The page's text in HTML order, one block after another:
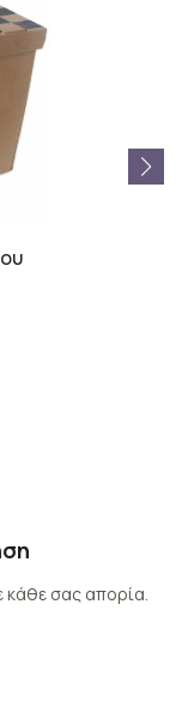
κάθε σας απορία.